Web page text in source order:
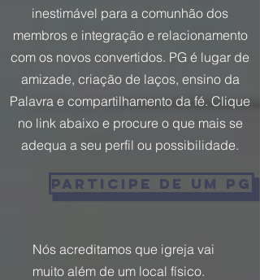
inestimável para a comunhão dos
membros e integração e relacionamento
com os novos convertidos. PG é lugar de
amizade, criação de laços, ensino da
Palavra e compartilhamento da fé. Clique
no link abaixo e procure o que mais se
adequa a seu perfil ou possibilidade.
PARTICIPE DE UM PG
Nós acreditamos que igreja vai
muito além de um local físico.